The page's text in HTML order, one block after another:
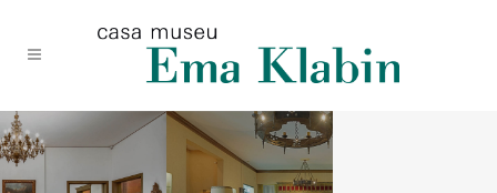
conteúdo
navegação
site